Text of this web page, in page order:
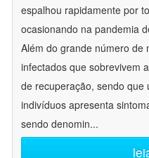
espalhou rapidamente por
ocasionando na pandemia
Além do grande número de
infectados que sobrevivem
de recuperação, sendo que
indivíduos apresenta
sendo denomin...